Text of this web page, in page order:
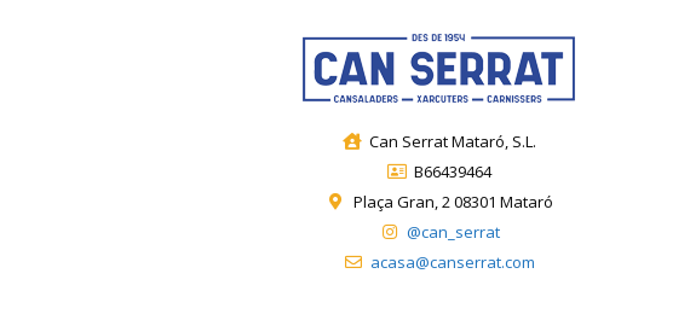
Can Serrat Mataró, S.L.
B66439464
Plaça Gran, 2 08301 Mataró
@can_serrat
acasa@canserrat.com